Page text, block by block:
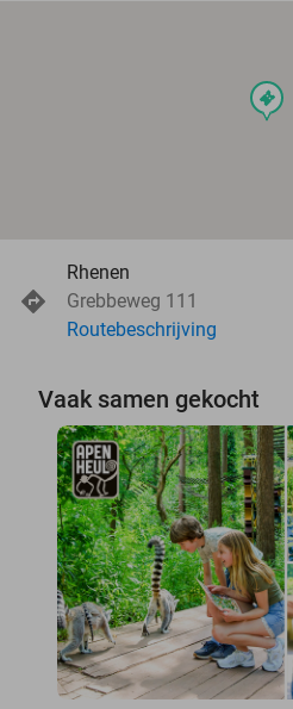
events
Rhenen
Grebbeweg 111
Routebeschrijving
Vaak samen gekocht